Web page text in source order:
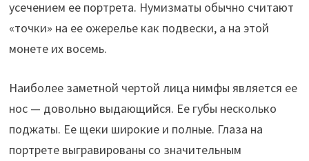
усечением ее портрета. Нумизматы обычно считают
«точки» на ее ожерелье как подвески, а на этой
монете их восемь.
Наиболее заметной чертой лица нимфы является ее
нос — довольно выдающийся. Ее губы несколько
поджаты. Ее щеки широкие и полные. Глаза на
портрете выгравированы со значительным